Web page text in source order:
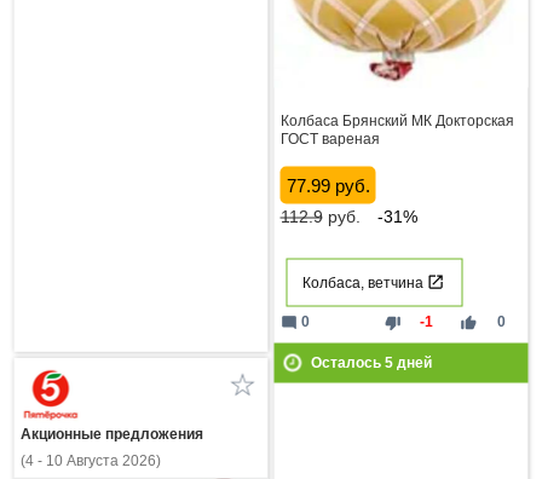
Колбаса Брянский МК Докторская
ГОСТ вареная
77.99 руб.
112.9руб. -31%
Колбаса, ветчина
thumb_down -1 thumb_up 0
mode_comment 0
Осталось 5дней
Акционные предложения
(4 - 10 Августа 2026)